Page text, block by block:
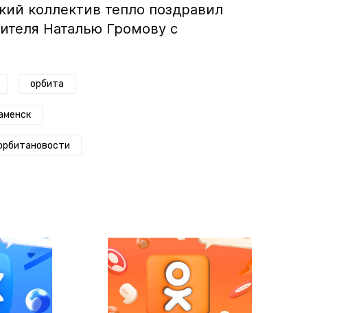
коллектив тепло поздравил
Наталью Громову с
орбита